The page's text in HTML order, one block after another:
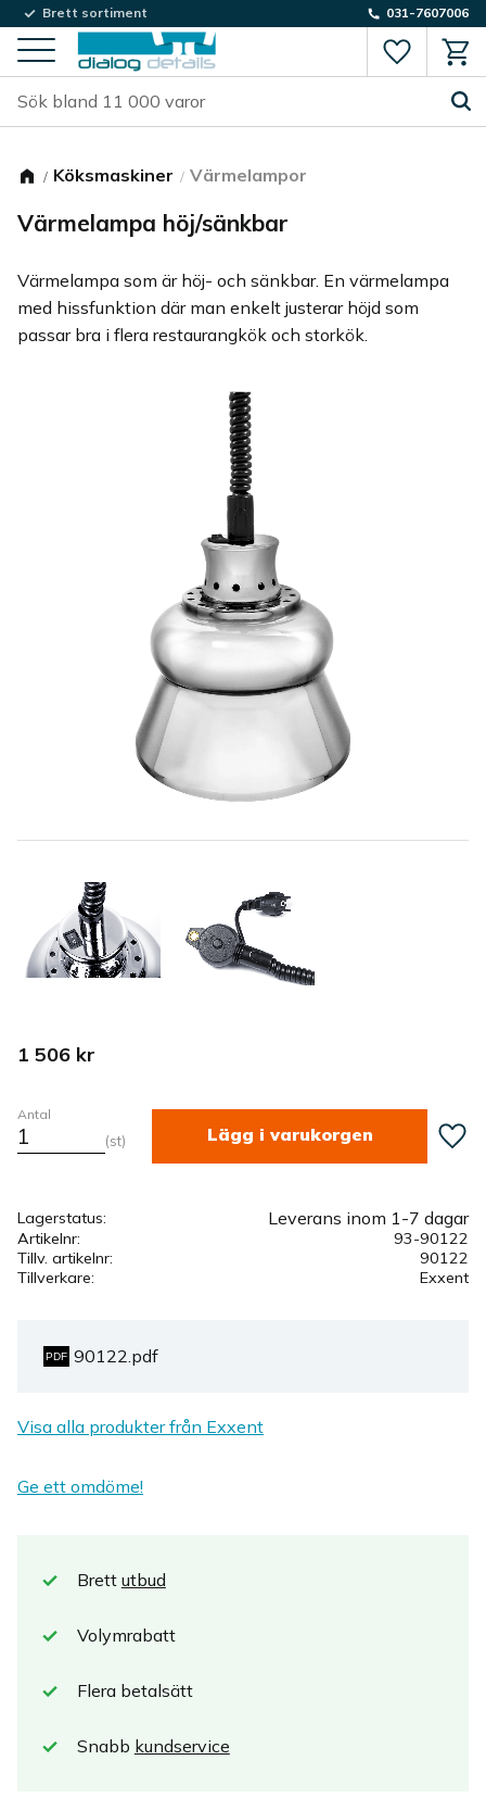
Meny
Brett sortiment 031-7607006
Köksmaskiner Värmelampor
Värmelampa höj/sänkbar
Värmelampa som är höj- och sänkbar. En värmelampa
med hissfunktion där man enkelt justerar höjd som
passar bra i flera restaurangkök och storkök.
1 506 kr
Antal
st Lägg
Lagerstatus Leverans inom 1-7 dagar
Artikelnr
93-90122
Tillv. artikelnr
90122
Tillverkare
Exxent
90122.pdf
Visa alla produkter från Exxent
Ge ett omdöme!
Brett utbud
Volymrabatt
Flera betalsätt
Snabb kundservice